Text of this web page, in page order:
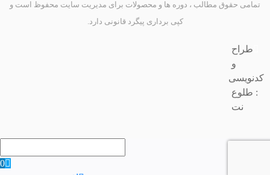
تمامی حقوق مطالب ، دوره ها و محصولات برای مدیریت سایت محفوظ است و
کپی برداری پیگرد قانونی دارد.
طراح
و
کدنویسی
: طلوع
نت
0